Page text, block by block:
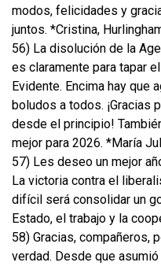
modos, felicidades y
juntos. *Cristina,
56) La disolución de la
es claramente para tapar
Evidente. Encima hay que
boludos a todos. ¡Gracias
desde el principio!
mejor para 2026. *María
57) Les deseo un mejor
La victoria contra el
difícil será consolidar un
Estado, el trabajo y la
58) Gracias, compañeros,
verdad. Desde que